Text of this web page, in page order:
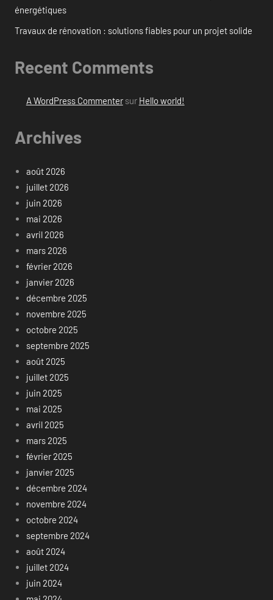
énergétiques
Travaux de rénovation : solutions fiables pour un projet solide
Recent Comments
A WordPress Commentersur Hello world!
Archives
août 2026
juillet 2026
juin 2026
mai 2026
avril 2026
mars 2026
février 2026
janvier 2026
décembre 2025
novembre 2025
octobre 2025
septembre 2025
août 2025
juillet 2025
juin 2025
mai 2025
avril 2025
mars 2025
février 2025
janvier 2025
décembre 2024
novembre 2024
octobre 2024
septembre 2024
août 2024
juillet 2024
juin 2024